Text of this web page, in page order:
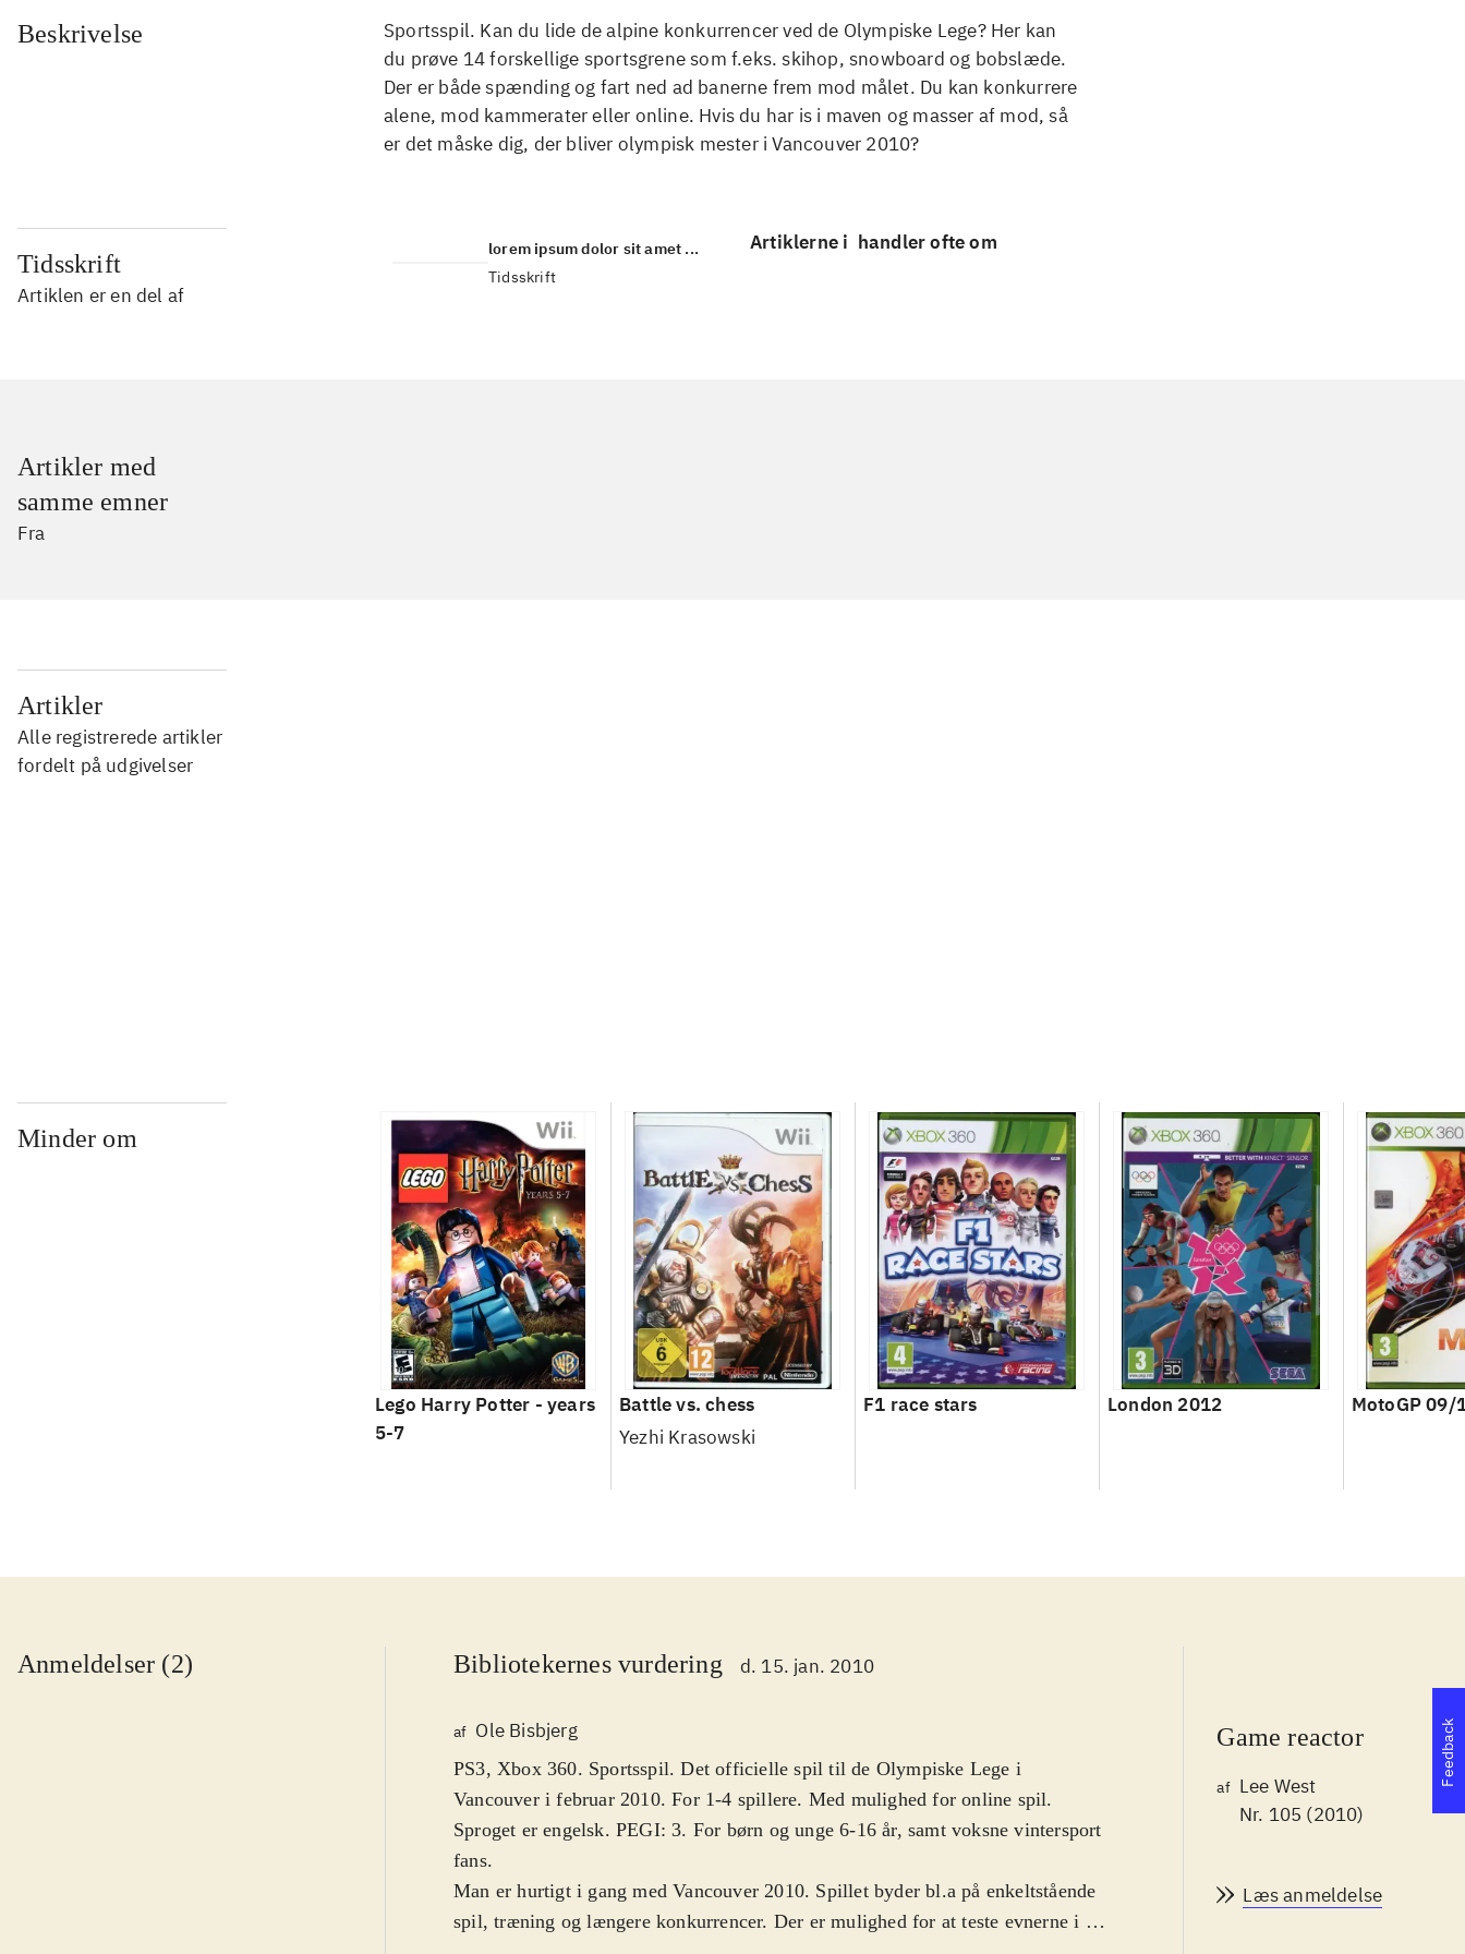
Beskrivelse
Sportsspil. Kan du lide de alpine konkurrencer ved de Olympiske Lege? Her kan
du prøve 14 forskellige sportsgrene som f.eks. skihop, snowboard og bobslæde.
Der er både spænding og fart ned ad banerne frem mod målet. Du kan konkurrere
alene, mod kammerater eller online. Hvis du har is i maven og masser af mod, så
er det måske dig, der bliver olympisk mester i Vancouver 2010?
Tidsskrift
Artiklen er en del af
lorem ipsum dolor sit amet ...
Tidsskrift
Artiklerne i handler ofte om
Artikler med
samme emner
Fra
Artikler
Alle registrerede artikler
fordelt på udgivelser
Minder om
Lego Harry Potter - years
5-7
Battle vs. chess
Yezhi Krasowski
F1 race stars London 2012 MotoGP 09/
Anmeldelser (2) Bibliotekernes vurdering d. 15. jan. 2010
af Ole Bisbjerg
PS3, Xbox 360. Sportsspil. Det officielle spil til de Olympiske Lege i
Vancouver i februar 2010. For 1-4 spillere. Med mulighed for online spil.
Sproget er engelsk. PEGI: 3. For børn og unge 6-16 år, samt voksne vintersport
fans.
Man er hurtigt i gang med Vancouver 2010. Spillet byder bl.a på enkeltstående
spil, træning og længere konkurrencer. Der er mulighed for at teste evnerne i 14
Game reactor
af Lee West
Nr. 105 (2010)
Læs anmeldelse
Feedback